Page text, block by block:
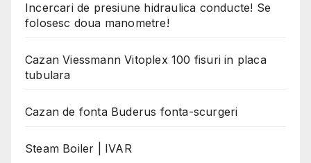
Incercari de presiune hidraulica conducte! Se
folosesc doua manometre!
Cazan Viessmann Vitoplex 100 fisuri in placa
tubulara
Cazan de fonta Buderus fonta-scurgeri
Steam Boiler | IVAR